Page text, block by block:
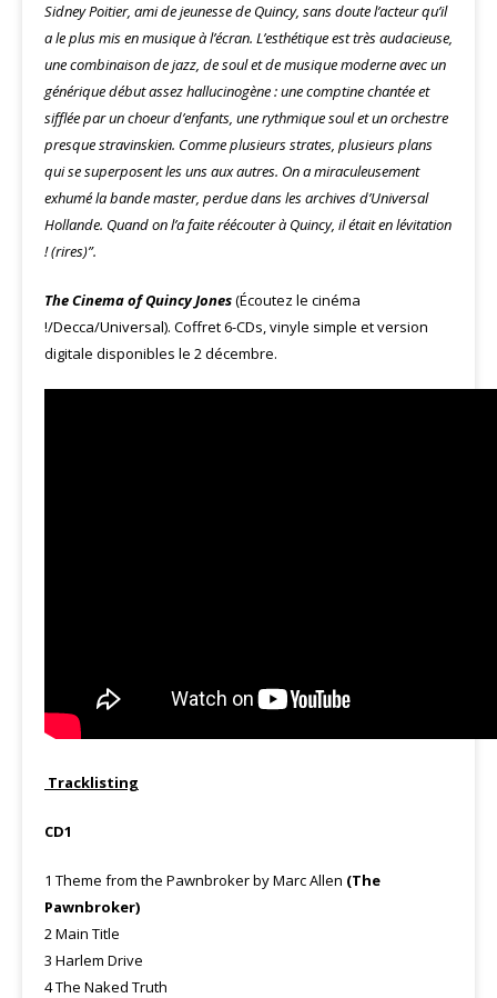
Sidney Poitier, ami de jeunesse de Quincy, sans doute l’acteur qu’il
a le plus mis en musique à l’écran. L’esthétique est très audacieuse,
une combinaison de jazz, de soul et de musique moderne avec un
générique début assez hallucinogène : une comptine chantée et
sifflée par un choeur d’enfants, une rythmique soul et un orchestre
presque stravinskien. Comme plusieurs strates, plusieurs plans
qui se superposent les uns aux autres. On a miraculeusement
exhumé la bande master, perdue dans les archives d’Universal
Hollande. Quand on l’a faite réécouter à Quincy, il était en lévitation
! (rires)”.
The Cinema of Quincy Jones(Écoutez le cinéma
!/Decca/Universal). Coffret 6-CDs, vinyle simple et version
digitale disponibles le 2 décembre.
Tracklisting
CD1
1 Theme from the Pawnbroker by Marc Allen (The
Pawnbroker)
2 Main Title
3 Harlem Drive
4 The Naked Truth